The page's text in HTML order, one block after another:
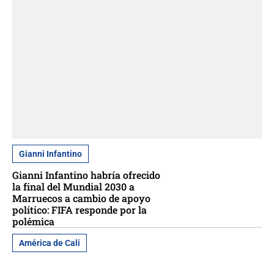
Gianni Infantino
Gianni Infantino habría ofrecido
la final del Mundial 2030 a
Marruecos a cambio de apoyo
político: FIFA responde por la
polémica
América de Cali